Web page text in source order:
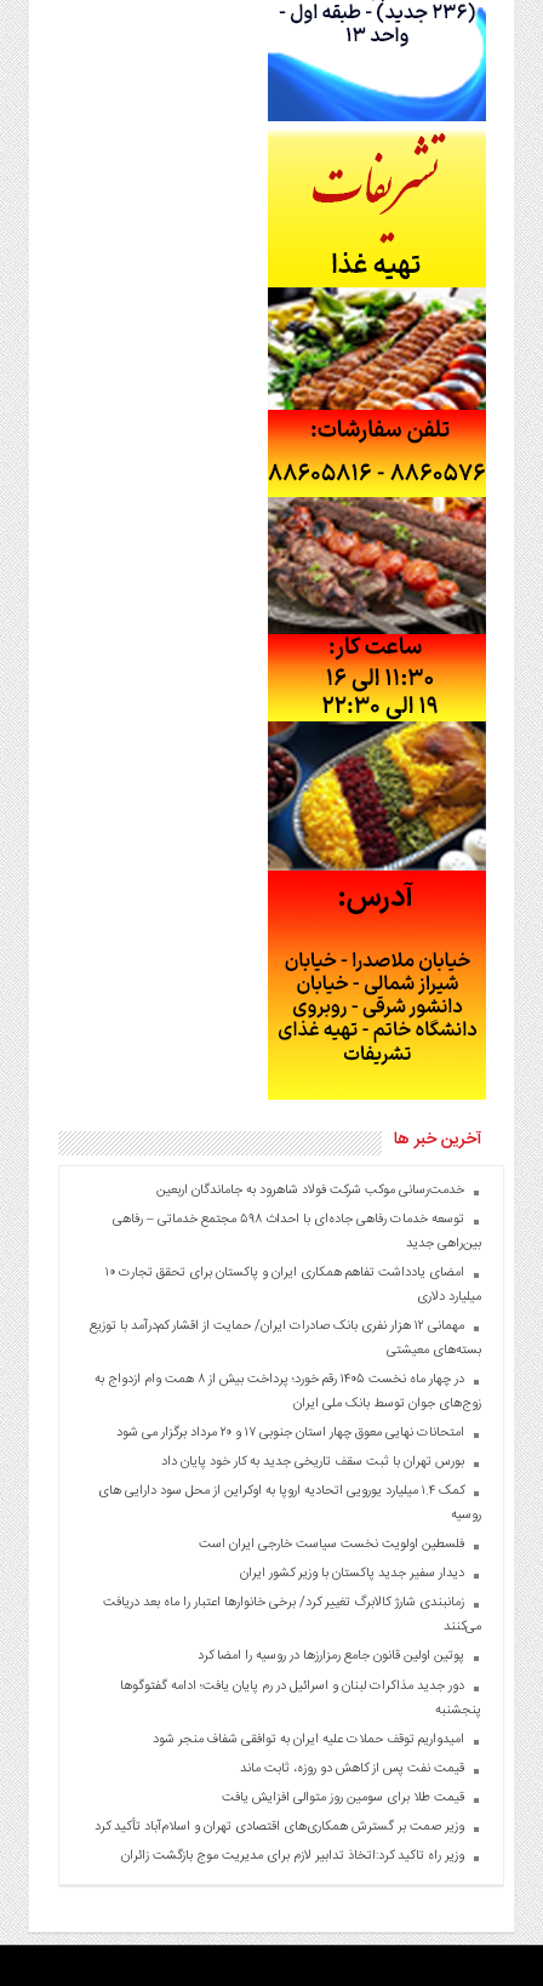
آخرین خبر ها
خدمت‌رسانی موکب شرکت فولاد شاهرود به جاماندگان اربعین
توسعه خدمات رفاهی جاده‌ای با احداث ۵۹۸ مجتمع خدماتی – رفاهی
بین‌راهی جدید
امضای یادداشت تفاهم همکاری ایران و پاکستان برای تحقق تجارت ۱۰
میلیارد دلاری
مهمانی ۱۲ هزار نفری بانک صادرات ایران/ حمایت از اقشار کم‌درآمد با توزیع
بسته‌های معیشتی
در چهار ماه نخست ۱۴۰۵ رقم خورد؛ پرداخت بیش از ۸ همت وام ازدواج به
زوج‌های جوان توسط بانک ملی ایران
امتحانات نهایی معوق چهار استان جنوبی ۱۷ و ۲۰ مرداد برگزار می شود
بورس تهران با ثبت سقف تاریخی جدید به کار خود پایان داد
کمک ۱.۴ میلیارد یورویی اتحادیه اروپا به اوکراین از محل سود دارایی های
روسیه
فلسطین اولویت نخست سیاست خارجی ایران است
دیدار سفیر جدید پاکستان با وزیر کشور ایران
زمانبندی شارژ کالابرگ تغییر کرد/ برخی خانوارها اعتبار را ماه بعد دریافت
می‌کنند
پوتین اولین قانون جامع رمزارزها در روسیه را امضا کرد
دور جدید مذاکرات لبنان و اسرائیل در رم پایان یافت؛ ادامه گفتوگوها
پنجشنبه
امیدواریم توقف حملات علیه ایران به توافقی شفاف منجر شود
قیمت نفت پس از کاهش دو روزه، ثابت ماند
قیمت طلا برای سومین روز متوالی افزایش یافت
وزیر صمت بر گسترش همکاری‌های اقتصادی تهران و اسلام‌آباد تأکید کرد
وزیر راه تاکید کرد:اتخاذ تدابیر لازم برای مدیریت موج بازگشت زائران